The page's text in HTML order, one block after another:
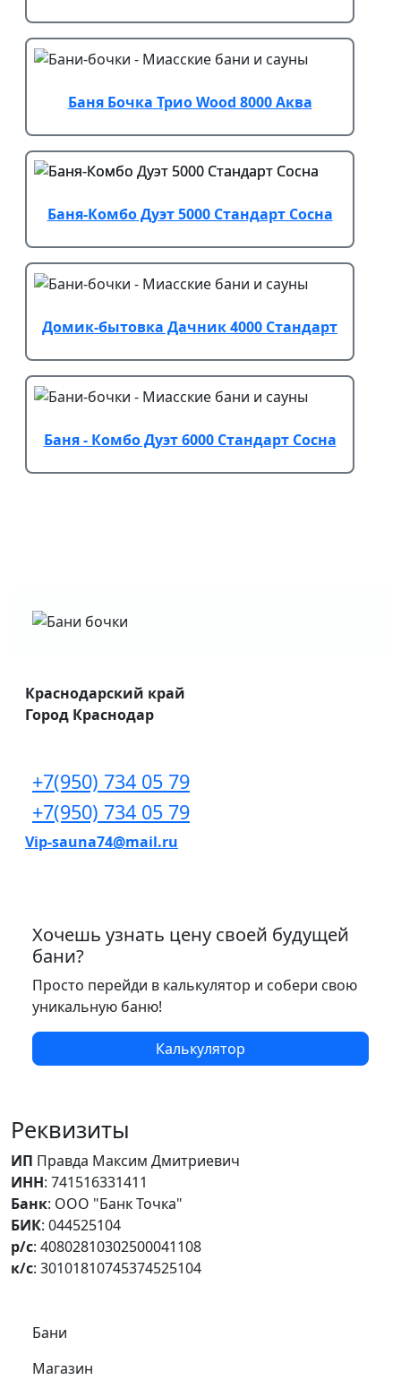
Баня Бочка Трио Wood 8000 Аква
Баня-Комбо Дуэт 5000 Стандарт Сосна
Домик-бытовка Дачник 4000 Стандарт
Баня - Комбо Дуэт 6000 Стандарт Сосна
Краснодарский край
Город Краснодар
+7(950) 734 05 79
+7(950) 734 05 79
Vip-sauna74@mail.ru
Хочешь узнать цену своей будущей
бани?
Просто перейди в калькулятор и собери свою
уникальную баню!
Калькулятор
Реквизиты
ИП Правда Максим Дмитриевич
ИНН: 741516331411
Банк: ООО "Банк Точка"
БИК: 044525104
р/с: 40802810302500041108
к/с: 30101810745374525104
Самое важное
Бани
Магазин